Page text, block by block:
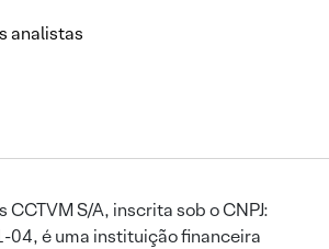
analistas
CCTVM S/A, inscrita sob o CNPJ:
é uma instituição financeira